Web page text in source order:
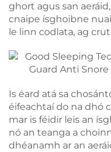
ghort agus san
cnaipe ísghoibne
le linn codlata, ag
Is éard atá sa
éifeachtaí do na dhó
mar is féidir leis an
nó an teanga a
dhéanamh ar an